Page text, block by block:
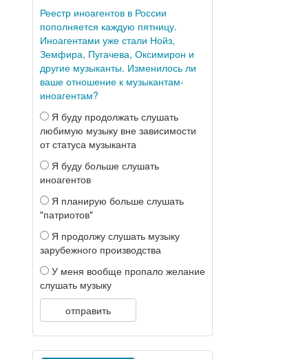
Реестр иноагентов в России
пополняется каждую пятницу.
Иноагентами уже стали Нойз,
Земфира, Пугачева, Оксимирон и
другие музыканты. Изменилось ли
ваше отношение к музыкантам-
иноагентам?
Я буду продолжать слушать
любимую музыку вне зависимости
от статуса музыканта
Я буду больше слушать
иноагентов
Я планирую больше слушать
"патриотов"
Я продолжу слушать музыку
зарубежного производства
У меня вообще пропало желание
слушать музыку
отправить